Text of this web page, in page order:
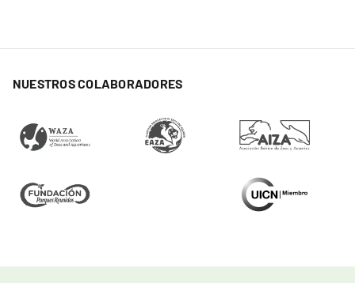
NUESTROS COLABORADORES